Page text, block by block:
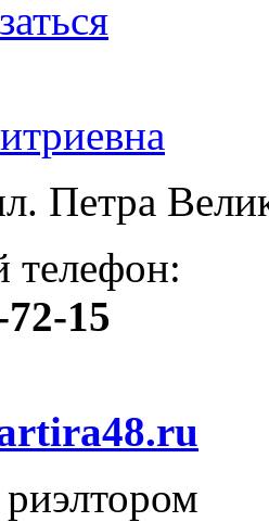
Петра
телефон:
15
риэлтором